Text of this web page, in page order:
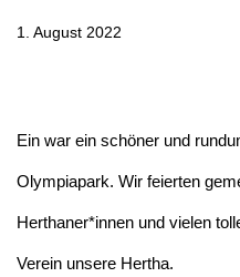
1. August 2022
Ein war ein schöner und
Olympiapark. Wir feierten
Herthaner*innen und vielen
Verein unsere Hertha.